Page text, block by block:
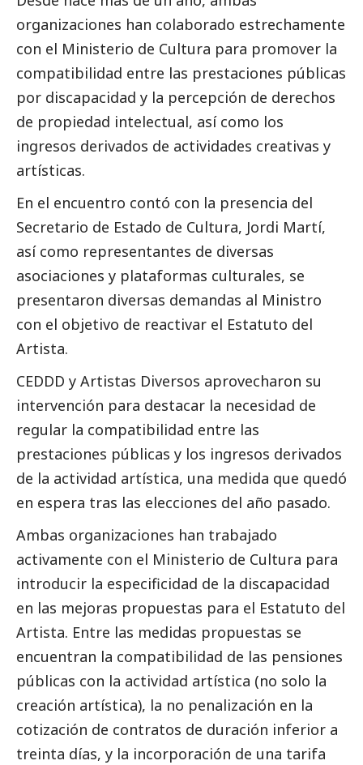
organizaciones han colaborado estrechamente
con el Ministerio de Cultura para promover la
compatibilidad entre las prestaciones públicas
por discapacidad y la percepción de derechos
de propiedad intelectual, así como los
ingresos derivados de actividades creativas y
artísticas.
En el encuentro contó con la presencia del
Secretario de Estado de Cultura, Jordi Martí,
así como representantes de diversas
asociaciones y plataformas culturales, se
presentaron diversas demandas al Ministro
con el objetivo de reactivar el Estatuto del
Artista.
CEDDD y Artistas Diversos aprovecharon su
intervención para destacar la necesidad de
regular la compatibilidad entre las
prestaciones públicas y los ingresos derivados
de la actividad artística, una medida que quedó
en espera tras las elecciones del año pasado.
Ambas organizaciones han trabajado
activamente con el Ministerio de Cultura para
introducir la especificidad de la discapacidad
en las mejoras propuestas para el Estatuto del
Artista. Entre las medidas propuestas se
encuentran la compatibilidad de las pensiones
públicas con la actividad artística (no solo la
creación artística), la no penalización en la
cotización de contratos de duración inferior a
treinta días, y la incorporación de una tarifa